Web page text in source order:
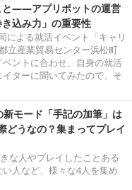
と――アプリボットの運営
込み力」の重要性
による就活イベント「キャリ
立産業貿易センター浜松町
ントに合わせ、自身の就活
ターに聞いてみたので、そ
モード「手記の加筆」は
うなの？集まってプレイ
な人やプレイしたことある
人など、様々な4人を集め